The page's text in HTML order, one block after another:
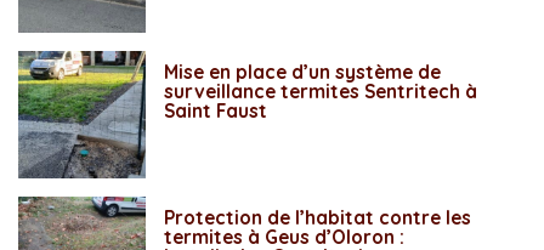
Mise en place d’un système de
surveillance termites Sentritech à
Saint Faust
Protection de l’habitat contre les
termites à Geus d’Oloron :